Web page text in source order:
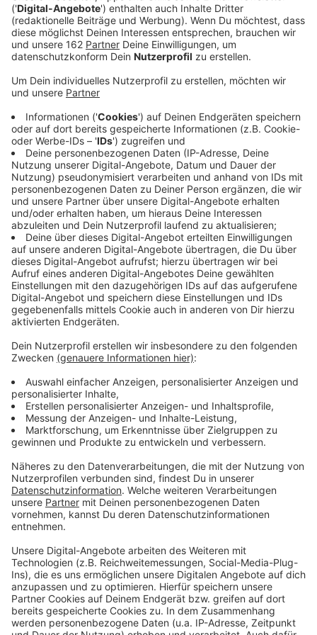
Anzeige
In der Adventszeit sollen Wunschbaumaktionen im
bringen. Ob für Kinder, Senioren oder Menschen in
besonderen Lebenssituationen – viele Organisationen
rufen dazu auf, Weihnachtswünsche zu erfüllen. In
Moers, Kamp-Lintfort, Rheinberg und Neukirchen-
Vluyn startet die Aktion des Vereins „Klartext für
Kinder“. 2000 Wunschzettel ab 18 Bäumen warten
darauf, von Unterstützern abgenommen zu werden.
Geschenke müssen bis spätestens 6. Dezember
gebracht werden.
Anzeige
Wunschbaum für die Bewohner des Lühlerheims in
Dezember abgegeben werden. InHünxestartet am
25. November eine weitere Aktion, bei der Kinder aus
dem Evangelischen Kinderheim Wesel unterstützt
werden. Eine besondere Idee kommt aus Wesel, wo
Senioren erfüllt – von warmen Socken bis Apfelkraut.
Jede dieser Aktionen soll zeigen, wie einfach es ist, in
der Weihnachtszeit Mitgefühl und Hoffnung zu
schenken.
Anzeige